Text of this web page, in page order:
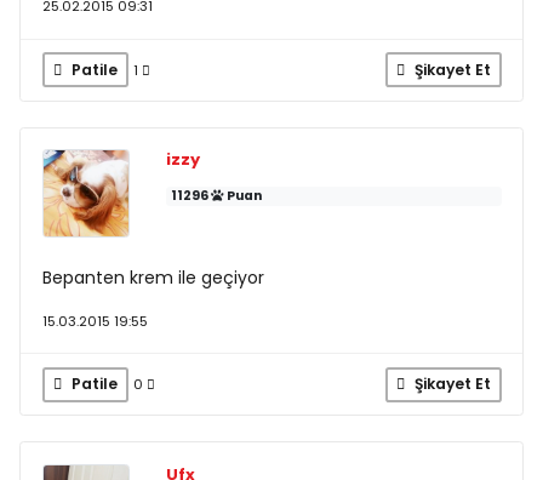
25.02.2015 09:31
Patile 1 Şikayet Et
izzy
11296 Puan
Bepanten krem ile geçiyor
15.03.2015 19:55
Patile 0 Şikayet Et
Ufx